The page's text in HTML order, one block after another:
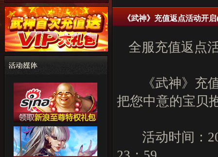
《武神》充值返点活动开启
全服充值返点
《武神》充
把您中意的宝贝
活动时间：